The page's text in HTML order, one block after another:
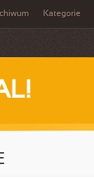
Kategorie